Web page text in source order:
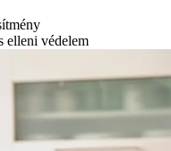
elleni védelem